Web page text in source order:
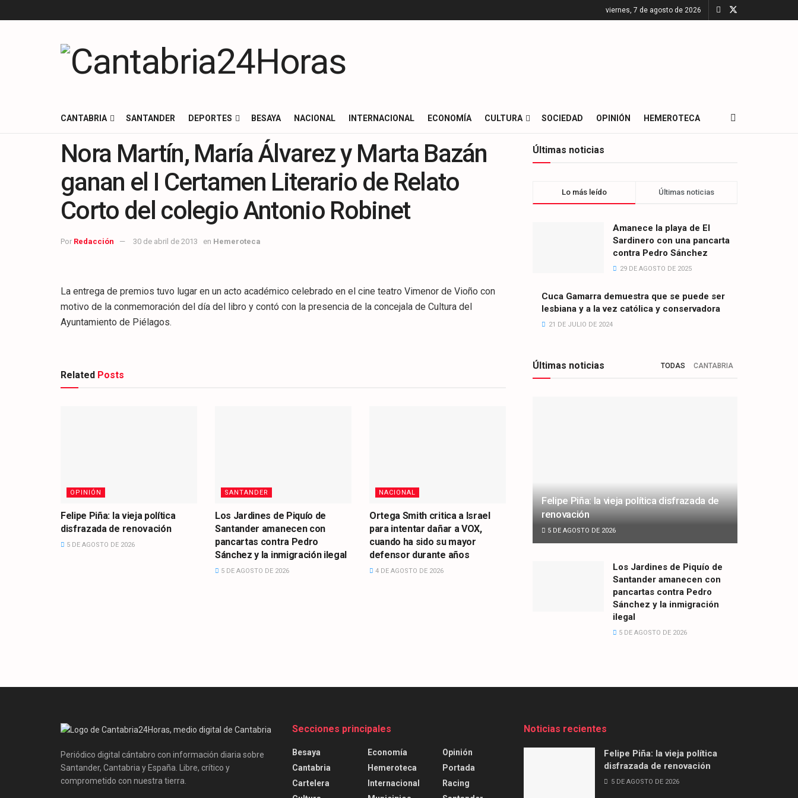
viernes, 7 de agosto de 2026
CANTABRIA SANTANDER DEPORTES BESAYA NACIONAL INTERNACIONAL ECONOMÍA CULTURA SOCIEDAD OPINIÓN HEMEROTECA
Nora Martín, María Álvarez y Marta Bazán
ganan el I Certamen Literario de Relato
Corto del colegio Antonio Robinet
Por Redacción 30 de abril de 2013 en Hemeroteca
La entrega de premios tuvo lugar en un acto académico celebrado en el cine teatro Vimenor de Vioño con
motivo de la conmemoración del día del libro y contó con la presencia de la concejala de Cultura del
Ayuntamiento de Piélagos.
Related Posts
OPINIÓN
Felipe Piña: la vieja política
disfrazada de renovación
5 DE AGOSTO DE 2026
SANTANDER
Los Jardines de Piquío de
Santander amanecen con
pancartas contra Pedro
Sánchez y la inmigración ilegal
5 DE AGOSTO DE 2026
NACIONAL
Ortega Smith critica a Israel
para intentar dañar a VOX,
cuando ha sido su mayor
defensor durante años
4 DE AGOSTO DE 2026
Últimas noticias
Lo más leído Últimas noticias
Amanece la playa de El
Sardinero con una pancarta
contra Pedro Sánchez
29 DE AGOSTO DE 2025
Cuca Gamarra demuestra que se puede ser
lesbiana y a la vez católica y conservadora
21 DE JULIO DE 2024
Últimas noticias TODAS CANTABRIA
Felipe Piña: la vieja política disfrazada de
renovación
5 DE AGOSTO DE 2026
Los Jardines de Piquío de
Santander amanecen con
pancartas contra Pedro
Sánchez y la inmigración
ilegal
5 DE AGOSTO DE 2026
Periódico digital cántabro con información diaria sobre
Santander, Cantabria y España. Libre, crítico y
comprometido con nuestra tierra.
Secciones principales
Besaya
Cantabria
Cartelera
Economía
Hemeroteca
Internacional
Opinión
Portada
Racing
Noticias recientes
Felipe Piña: la vieja política
disfrazada de renovación
5 DE AGOSTO DE 2026